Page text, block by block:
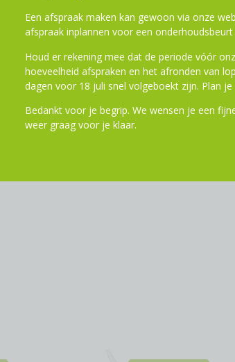
Een afspraak maken kan gewoon via onze
afspraak inplannen voor een
Houd er rekening mee dat de periode vóór
hoeveelheid afspraken en het afronden van
dagen voor 18 juli snel volgeboekt zijn. Plan
Bedankt voor je begrip. We wensen je een
weer graag voor je klaar.